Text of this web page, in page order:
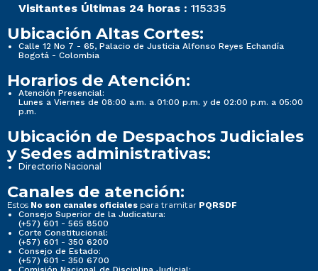
Visitantes Últimas 24 horas : 115335
Ubicación Altas Cortes:
Calle 12 No 7 - 65, Palacio de Justicia Alfonso Reyes Echandía
Bogotá - Colombia
Horarios de Atención:
Atención Presencial:
Lunes a Viernes de 08:00 a.m. a 01:00 p.m. y de 02:00 p.m. a 05:00
p.m.
Ubicación de Despachos Judiciales
y Sedes administrativas:
Directorio Nacional
Canales de atención:
Estos No son canales oficiales para tramitar PQRSDF
Consejo Superior de la Judicatura:
(+57) 601 - 565 8500
Corte Constitucional:
(+57) 601 - 350 6200
Consejo de Estado:
(+57) 601 - 350 6700